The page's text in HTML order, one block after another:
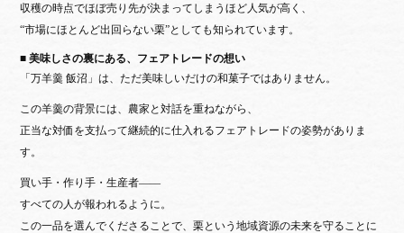
収穫の時点でほぼ売り先が決まってしまうほど人気が高く、
“市場にほとんど出回らない栗”としても知られています。
■ 美味しさの裏にある、フェアトレードの想い
「万羊羹 飯沼」は、ただ美味しいだけの和菓子ではありません。
この羊羹の背景には、農家と対話を重ねながら、
正当な対価を支払って継続的に仕入れるフェアトレードの姿勢がありま
す。
買い手・作り手・生産者——
すべての人が報われるように。
この一品を選んでくださることで、栗という地域資源の未来を守ることに